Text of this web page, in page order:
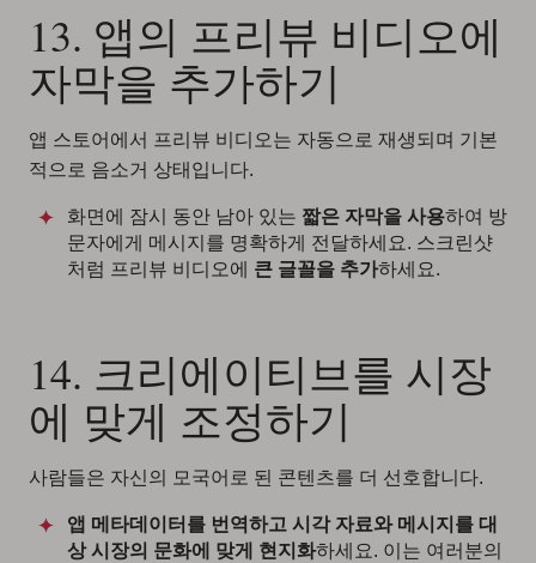
13. 앱의 프리뷰 비디오에
자막을 추가하기
앱 스토어에서 프리뷰 비디오는 자동으로 재생되며 기본
적으로 음소거 상태입니다.
화면에 잠시 동안 남아 있는 짧은 자막을 사용하여 방
문자에게 메시지를 명확하게 전달하세요. 스크린샷
처럼 프리뷰 비디오에 큰 글꼴을 추가하세요.
14. 크리에이티브를 시장
에 맞게 조정하기
사람들은 자신의 모국어로 된 콘텐츠를 더 선호합니다.
앱 메타데이터를 번역하고 시각 자료와 메시지를 대
상 시장의 문화에 맞게 현지화하세요. 이는 여러분의